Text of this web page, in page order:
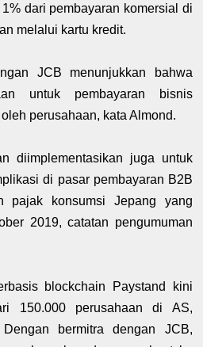
dari pembayaran komersial di
melalui kartu kredit.
JCB menunjukkan bahwa
untuk pembayaran bisnis
perusahaan, kata Almond.
diimplementasikan juga untuk
di pasar pembayaran B2B
pajak konsumsi Jepang yang
2019, catatan pengumuman
blockchain Paystand kini
150.000 perusahaan di AS,
bermitra dengan JCB,